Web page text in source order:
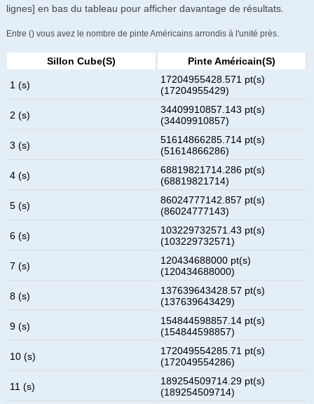
lignes] en bas du tableau pour afficher davantage de résultats.
Entre () vous avez le nombre de pinte Américains arrondis à l'unité près.
Sillon Cube(s) Pinte Américain(s)
1 (s)
17204955428.571 pt(s)
(17204955429)
2 (s)
34409910857.143 pt(s)
(34409910857)
3 (s)
51614866285.714 pt(s)
(51614866286)
4 (s)
68819821714.286 pt(s)
(68819821714)
5 (s)
86024777142.857 pt(s)
(86024777143)
6 (s)
103229732571.43 pt(s)
(103229732571)
7 (s)
120434688000 pt(s)
(120434688000)
8 (s)
137639643428.57 pt(s)
(137639643429)
9 (s)
154844598857.14 pt(s)
(154844598857)
10 (s)
172049554285.71 pt(s)
(172049554286)
11 (s)
189254509714.29 pt(s)
(189254509714)